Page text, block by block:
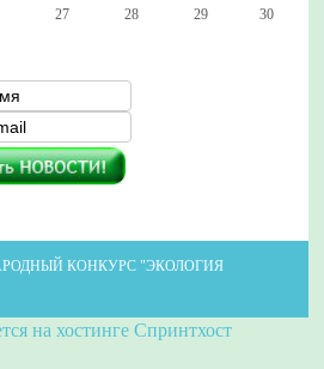
27 28 29
30
КОНКУРС "ЭКОЛОГИЯ
на хостинге Спринтхост